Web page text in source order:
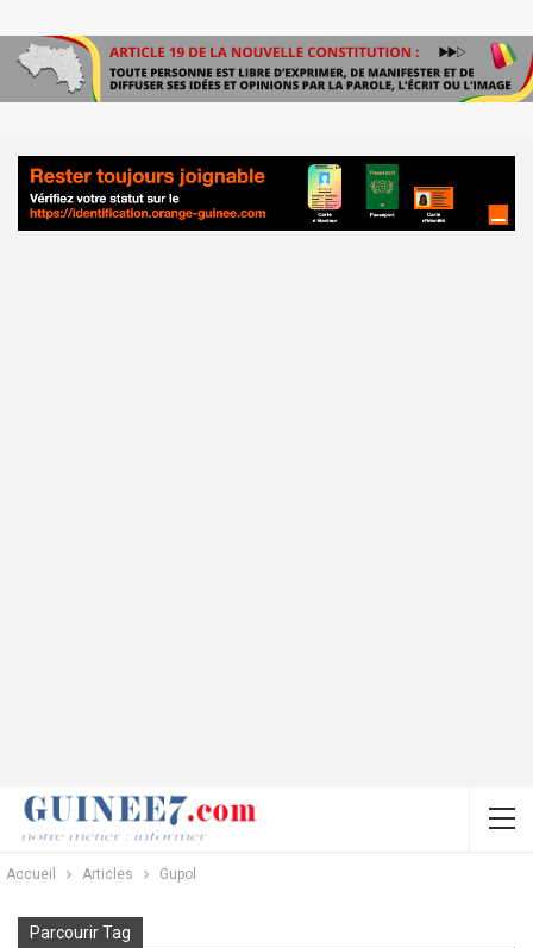
Accueil Articles Gupol
Parcourir Tag